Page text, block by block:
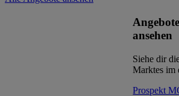
ansehen
Siehe dir
Marktes im
Prospekt